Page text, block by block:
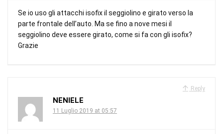
Se io uso gli attacchi isofix il seggiolino e girato verso la
parte frontale dell’auto. Ma se fino a nove mesi il
seggiolino deve essere girato, come si fa con gli isofix?
Grazie
Reply
NENIELE
11 Luglio 2019 at 05:57